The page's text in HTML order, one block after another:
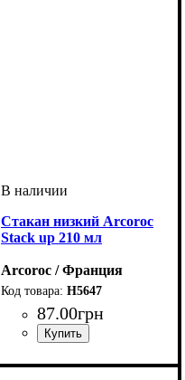
Стакан низкий Arcoroc
Stack up 210 мл
Arcoroc / Франция
H5647
87.00грн